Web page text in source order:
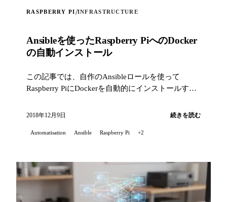
RASPBERRY PI/INFRASTRUCTURE
Ansibleを使ったRaspberry PiへのDocker
の自動インストール
この記事では、自作のAnsibleロールを使って
Raspberry PiにDockerを自動的にインストールする
2018年12月9日 続きを読む
Automatisation Ansible Raspberry Pi +2